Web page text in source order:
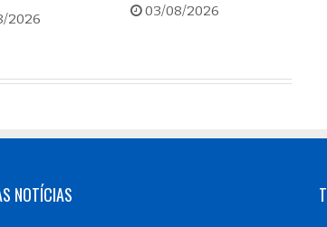
2026
03/08/2026
NOTÍCIAS